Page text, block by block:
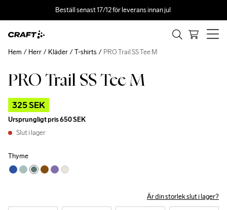
Beställ senast 17/12 för leverans innan jul
PRO Trail SS Tee M
325 SEK
Ursprungligt pris650 SEK
Slut i lager
Thyme
Är din storlek slut i lager?
Hem Herr Kläder T-shirts PRO Trail SS Tee M
Outlet